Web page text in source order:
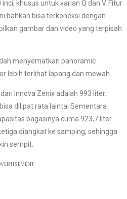
khusus untuk varian Q dan V. Fitur
bahkan bisa terkoneksi dengan
gambar dan video yang terpisah
menyematkan panoramic
lebih terlihat lapang dan mewah.
Innova Zenix adalah 993 liter.
dilipat rata laintai Sementara
bagasinya cuma 923,7 liter.
diangkat ke samping, sehingga
sempit.